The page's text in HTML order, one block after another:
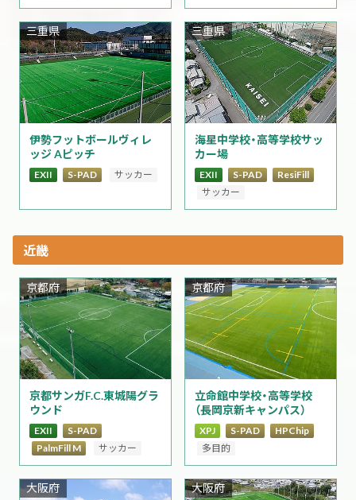
伊勢フットボールヴィレ
ッジ Aピッチ
三重県
EXII S-PAD サッカー
海星中学校・高等学校サッ
カー場
三重県
EXII S-PAD
ResiFill
サッカー
近畿
京都サンガF.C.東城陽グラ
ウンド
京都府
EXII
S-PAD
PalmFill M
サッカー
立命館中学校・高等学校
（長岡京新キャンパス）
京都府
XPJ S-PAD
HPChip
多目的
大阪府 大阪府